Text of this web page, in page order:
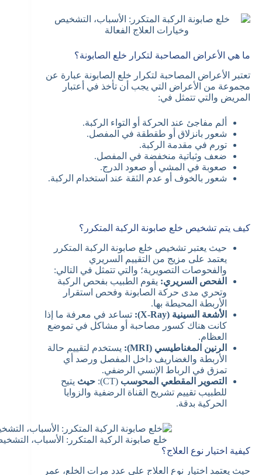
ما هي الأعراض المصاحبة لتكرار خلع الصابونة؟
تعتبر الأعراض المصاحبة لتكرار خلع الصابونة عبارة عن
مجموعة من الأعراض التي يجب أن تأخذ في أعتبار
المريض والتي تتمثل في:
ألم مفاجئ عند الحركة أو التواء الركبة.
شعور بانزلاق أو طقطقة في المفصل.
تورم في مقدمة الركبة.
ضعف وثباتية منخفضة في المفصل.
صعوبة في المشي أو صعود الدرج.
شعور بالخوف أو عدم الثقة عند استخدام الركبة.
كيف يتم تشخيص خلع صابونة الركبة المتكرر؟
حيث يعتبر تشخيص خلع صابونة الركبة المتكرر
يعتمد على مزيج من التقييم السريري
والفحوصات التصويرية؛ والتي تتمثل في التالي:
الفحص السريري: يقوم الطبيب بفحص الركبة
وتحري مدى حركة الصابونة وفحص استقرار
الأربطة المحيطة بها.
الأشعة السينية (X-Ray):
تساعد في معرفة ما إذا
كانت هناك كسور مصاحبة أو مشاكل في تموضع
العظام.
الرنين المغناطيسي (MRI):
يستخدم لتقييم حالة
الأربطة والغضاريف داخل المفصل ورصد أي
تمزق في الرباط الإنسي الرضفي.
التصوير المقطعي المحوسب (CT): حيث يتيح
للطبيب تقييم تشريح القناة الرضفية والزوايا
الحركية بدقة.
خلع صابونة الركبة المتكرر: الأسباب،
كيفية اختيار نوع العلاج؟
حيث يعتمد اختيار نوع العلاج على عدد مرات الخلع، عمر